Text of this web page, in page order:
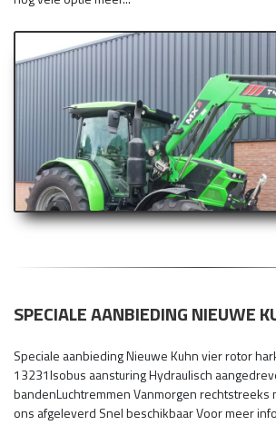
SPECIALE AANBIEDING NIEUWE
Speciale aanbieding Nieuwe Kuhn vier rotor
13231Isobus aansturing Hydraulisch
bandenLuchtremmen Vanmorgen rechtstreeks
ons afgeleverd Snel beschikbaar Voor meer